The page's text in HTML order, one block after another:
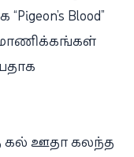
Blood”
மாணிக்கங்கள்
கல் ஊதா கலந்த